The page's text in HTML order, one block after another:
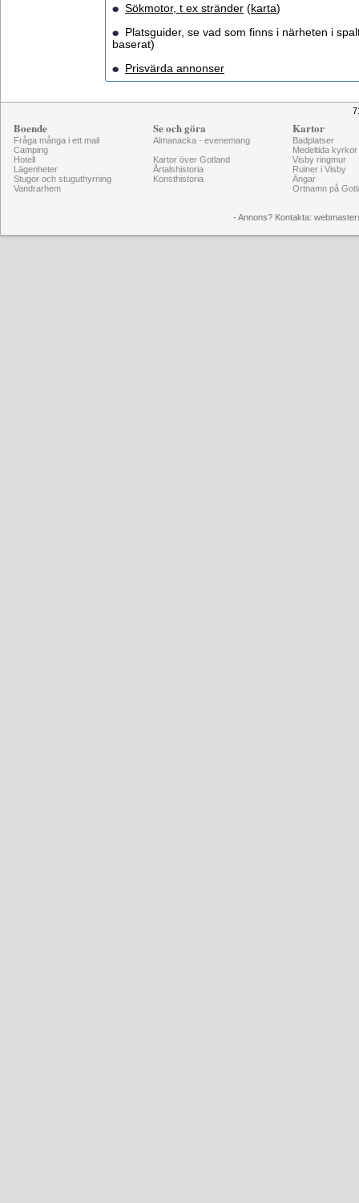
Sökmotor, t ex stränder (karta)
Platsguider, se vad som finns i närheten i
baserat)
Prisvärda annonser
Boende
Fråga många i ett mail
Camping
Hotell
Lägenheter
Stugor och stuguthyrning
Vandrarhem
Se och göra
Almanacka - evenemang
Kartor över Gotland
Årtalshistoria
Konsthistoria
Kartor
Badplatser
Medeltida kyrkor
Visby ringmur
Ruiner i Visby
Ängar
Ortnamn på
- Annons? Kontakta: